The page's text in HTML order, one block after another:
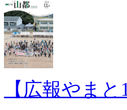
【広報やまと